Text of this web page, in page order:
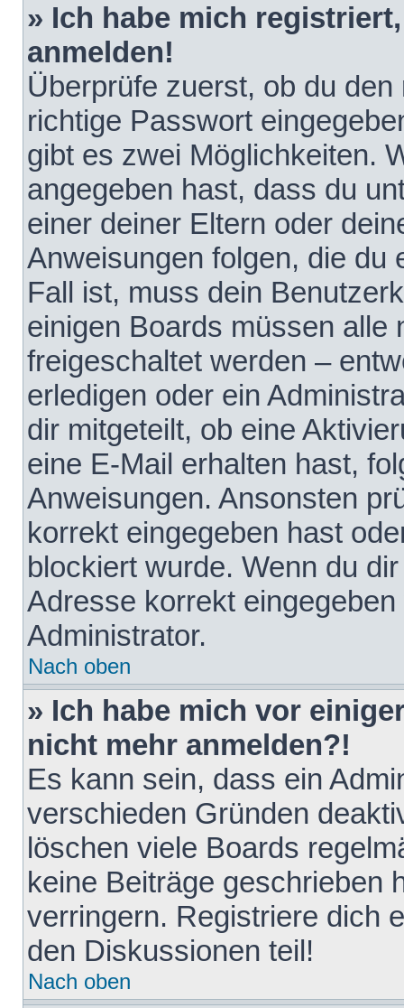
» Ich habe mich
anmelden!
Überprüfe zuerst, ob du
richtige Passwort
gibt es zwei Möglichkeiten.
angegeben hast, dass du
einer deiner Eltern oder
Anweisungen folgen, die du
Fall ist, muss dein
einigen Boards müssen alle
freigeschaltet werden –
erledigen oder ein
dir mitgeteilt, ob eine
eine E-Mail erhalten hast,
Anweisungen. Ansonsten
korrekt eingegeben hast
blockiert wurde. Wenn du
Adresse korrekt
Administrator.
Nach oben
» Ich habe mich vor
nicht mehr anmelden?!
Es kann sein, dass ein
verschieden Gründen
löschen viele Boards
keine Beiträge geschrieben
verringern. Registriere dich
den Diskussionen teil!
Nach oben